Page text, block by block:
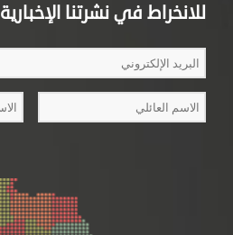
للانخراط في نشرتنا الإخبارية